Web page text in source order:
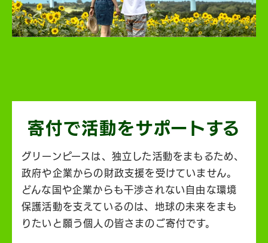
寄付で活動をサポートする
グリーンピースは、独立した活動をまもるため、
政府や企業からの財政支援を受けていません。
どんな国や企業からも干渉されない自由な環境
保護活動を支えているのは、地球の未来をまも
りたいと願う個人の皆さまのご寄付です。